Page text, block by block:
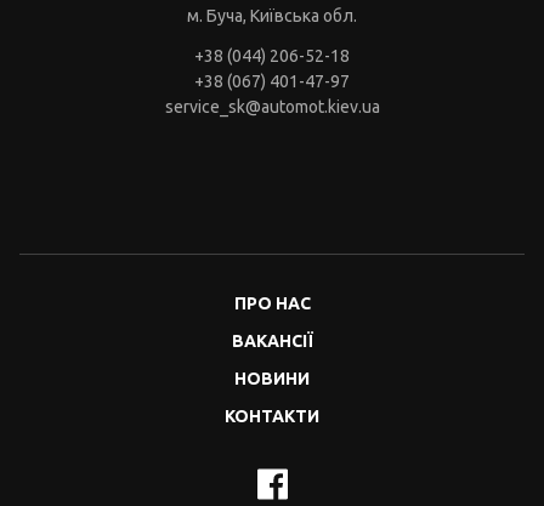
м. Буча, Київська обл.
+38 (044) 206-52-18
+38 (067) 401-47-97
service_sk@automot.kiev.ua
ПРО НАС
ВАКАНСІЇ
НОВИНИ
КОНТАКТИ